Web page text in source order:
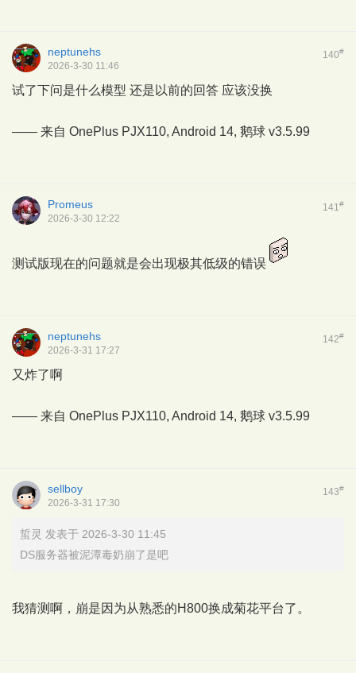
140#
neptunehs
2026-3-30 11:46
试了下问是什么模型 还是以前的回答 应该没换
—— 来自 OnePlus PJX110, Android 14, 鹅球 v3.5.99
141#
Promeus
2026-3-30 12:22
测试版现在的问题就是会出现极其低级的错误
142#
neptunehs
2026-3-31 17:27
又炸了啊
—— 来自 OnePlus PJX110, Android 14, 鹅球 v3.5.99
143#
sellboy
2026-3-31 17:30
蜇灵 发表于 2026-3-30 11:45
DS服务器被泥潭毒奶崩了是吧
我猜测啊，崩是因为从熟悉的H800换成菊花平台了。